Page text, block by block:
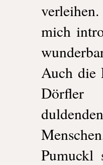
mich
Auch die
Dörfler
Pumuckl